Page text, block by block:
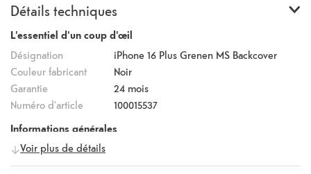
nécessaire de retirer l'étui. Cette coque de protection a été
fabriquée sur mesure pour l'iPhone 16 Plus et entoure l'appareil
sans aucune interruption. Les ports sont entièrement accessibles
et tous les boutons sont faciles à utiliser.
Détails techniques
L'essentiel d'un coup d'œil
Désignation
iPhone 16 Plus Grenen MS Backcover
Couleur fabricant
Noir
Garantie
24 mois
Numéro d'article
100015537
Informations générales
Fabricant
Numéro fabricant
GN67BL006261
Voir plus de détails